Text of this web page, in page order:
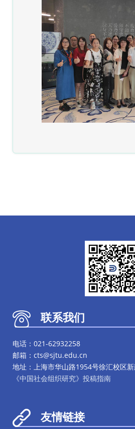
联系我们
电话：021-62932258
邮箱：cts@sjtu.edu.cn
地址：上海市华山路1954号徐汇校区
《中国社会组织研究》投稿指南
友情链接